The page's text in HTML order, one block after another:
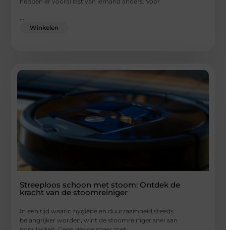
Winkelen
Streeploos schoon met stoom: Ontdek de
kracht van de stoomreiniger
In een tijd waarin hygiëne en duurzaamheid steeds
belangrijker worden, wint de stoomreiniger snel aan